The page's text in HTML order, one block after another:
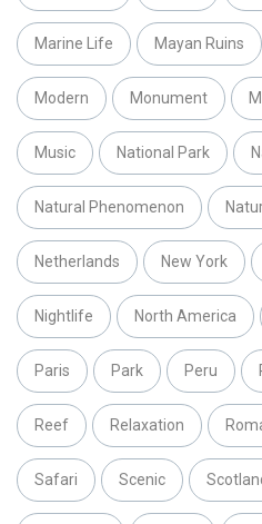
Marine Life Mayan Ruins
Modern Monument
Music National Park
Natural Phenomenon
Netherlands New York
Nightlife North America
Paris Park Peru
Reef Relaxation
Safari Scenic